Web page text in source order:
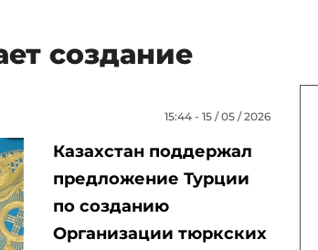
создание
15:44 - 15 / 05 / 2026
Казахстан поддержал
предложение Турции
по созданию
Организации тюркских